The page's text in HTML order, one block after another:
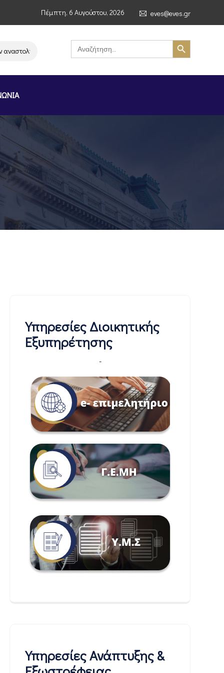
Πέμπτη, 6 Αυγούστου, 2026 eves@eves.gr
λειτουργίας της αλυσίδας σούπερ μάρκετ MERE στην Ελλάδα –
Search
for:
Search Button
Υπηρεσίες Διοικητικής
Εξυπηρέτησης
-
Υπηρεσίες Ανάπτυξης &